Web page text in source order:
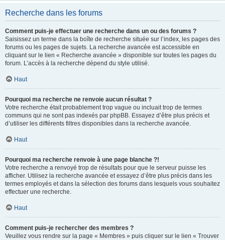
Recherche dans les forums
Comment puis-je effectuer une recherche dans un ou des forums ?
Saisissez un terme dans la boîte de recherche située sur l’index, les pages des
forums ou les pages de sujets. La recherche avancée est accessible en
cliquant sur le lien « Recherche avancée » disponible sur toutes les pages du
forum. L’accès à la recherche dépend du style utilisé.
Haut
Pourquoi ma recherche ne renvoie aucun résultat ?
Votre recherche était probablement trop vague ou incluait trop de termes
communs qui ne sont pas indexés par phpBB. Essayez d’être plus précis et
d’utiliser les différents filtres disponibles dans la recherche avancée.
Haut
Pourquoi ma recherche renvoie à une page blanche ?!
Votre recherche a renvoyé trop de résultats pour que le serveur puisse les
afficher. Utilisez la recherche avancée et essayez d’être plus précis dans les
termes employés et dans la sélection des forums dans lesquels vous souhaitez
effectuer une recherche.
Haut
Comment puis-je rechercher des membres ?
Veuillez vous rendre sur la page « Membres » puis cliquer sur le lien « Trouver